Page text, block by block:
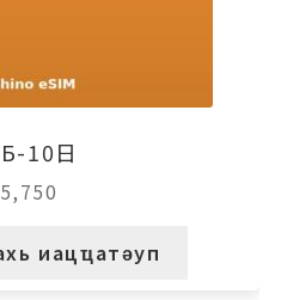
10日
5,750
иацҵатәуп